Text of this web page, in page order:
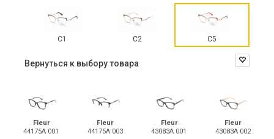
C1 C2 C5
Вернуться к выбору товара
Fleur
44175A 001
Fleur
44175A 003
Fleur
43083A 001
Fleur
43083A 002